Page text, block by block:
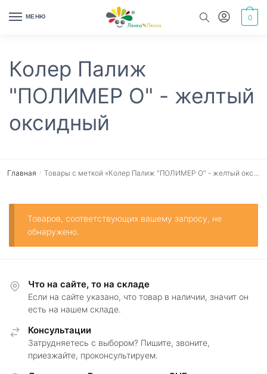
МЕНЮ 0
Колер Палиж
"ПОЛИМЕР О" - желтый
оксидный
Главная / Товары с меткой «Колер Палиж "ПОЛИМЕР О" - желтый оксидный»
Товаров, соответствующих вашему запросу, не
обнаружено.
Что на сайте, то на складе
Если на сайте указано, что товар в наличии, значит он
есть на нашем складе.
Консультации
Затрудняетесь с выбором? Пишите, звоните,
приезжайте, проконсультируем.